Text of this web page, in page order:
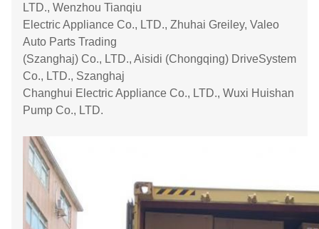
LTD., Wenzhou Tianqiu
Electric Appliance Co., LTD., Zhuhai Greiley, Valeo
Auto Parts Trading
(Szanghaj) Co., LTD., Aisidi (Chongqing) DriveSystem
Co., LTD., Szanghaj
Changhui Electric Appliance Co., LTD., Wuxi Huishan
Pump Co., LTD.